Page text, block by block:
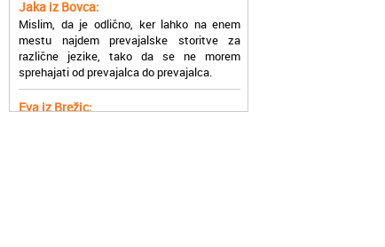
mestu najdem prevajalske storitve za
različne jezike, tako da se ne morem
sprehajati od prevajalca do prevajalca.
Eva iz Brežic:
jezik, na spletu sem našla Oxford, jih